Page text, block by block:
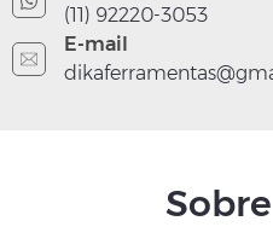
(11) 92220-3053
E-mail